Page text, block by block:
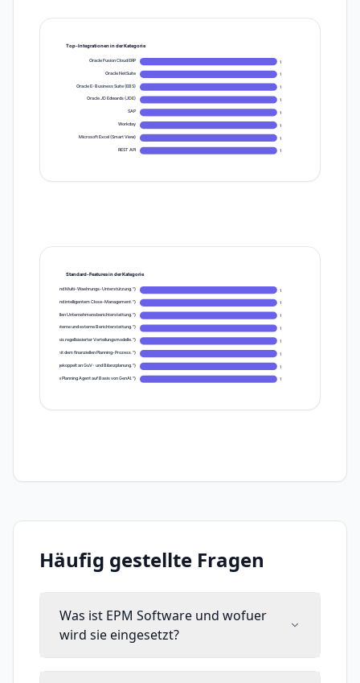
Top-Integrationen in der Kategorie
Oracle Fusion Cloud ERP 1
Oracle NetSuite 1
Oracle E-Business Suite (EBS) 1
Oracle JD Edwards (JDE) 1
SAP 1
Workday 1
Microsoft Excel (Smart View) 1
REST API 1
Standard-Features in der Kategorie
Genehmigungs-Workflows und Multi-Waehrungs-Unterstützung."} 1
Minderheitenberechnung und intelligentem Close-Management."} 1
in Einklang mit der finanziellen Unternehmensberichterstattung."} 1
EPM-Daten für interne und externe Berichterstattung."} 1
Transfer-Pricing auf Basis regelbasierter Verteilungsmodelle."} 1
Modellierung, verbunden mit dem finanziellen Planning-Prozess."} 1
direkt im EPM-Modell, gekoppelt an GuV- und Bilanzplanung."} 1
Kommentar via Oracle Planning Agent auf Basis von GenAI."} 1
Häufig gestellte Fragen
Was ist EPM Software und wofuer
wird sie eingesetzt?